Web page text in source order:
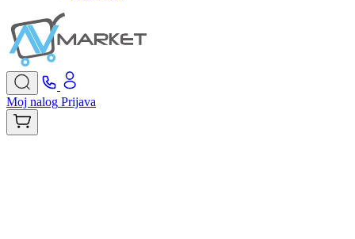
Moj nalog Prijava